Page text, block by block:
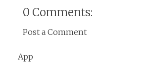
0 Comments:
Post a Comment
App